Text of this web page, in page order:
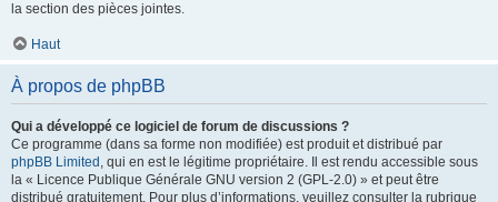
la section des pièces jointes.
Haut
À propos de phpBB
Qui a développé ce logiciel de forum de discussions ?
Ce programme (dans sa forme non modifiée) est produit et distribué par
phpBB Limited , qui en est le légitime propriétaire. Il est rendu accessible sous
la « Licence Publique Générale GNU version 2 (GPL-2.0) » et peut être
distribué gratuitement. Pour plus d’informations, veuillez consulter la rubrique